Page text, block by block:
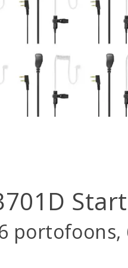
portofoons,